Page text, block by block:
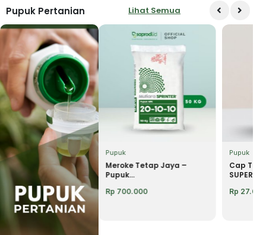
Pupuk Pertanian Lihat Semua
– ASTONISH Nutrisi
Pupuk
Meroke Tetap Jaya –
Pupuk...
Rp 700.000
Pupuk
Cap
SUPER...
Rp 27.000